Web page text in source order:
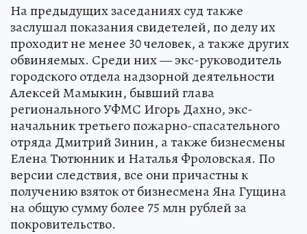
На предыдущих заседаниях суд также
заслушал показания свидетелей, по делу их
проходит не менее 30 человек, а также других
обвиняемых. Среди них — экс-руководитель
городского отдела надзорной деятельности
Алексей Мамыкин, бывший глава
регионального УФМС Игорь Дахно, экс-
начальник третьего пожарно-спасательного
отряда Дмитрий Зинин, а также бизнесмены
Елена Тютюнник и Наталья Фроловская. По
версии следствия, все они причастны к
получению взяток от бизнесмена Яна Гущина
на общую сумму более 75 млн рублей за
покровительство.